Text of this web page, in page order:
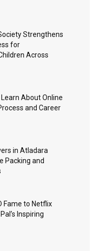
Strengthens
for
Across
About Online
and Career
in Atladara
Packing and
Fame to Netflix
Inspiring